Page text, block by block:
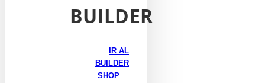
BUILDER
IR AL
BUILDER
SHOP